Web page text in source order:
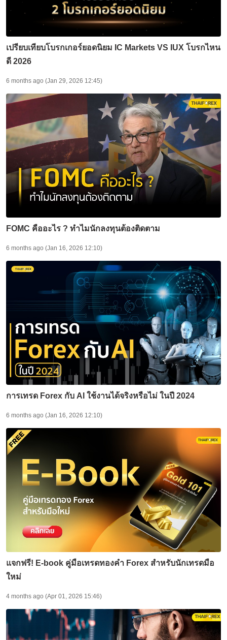
เปรียบเทียบโบรกเกอร์ยอดนิยม IC Markets VS IUX โบรกไหน
ดี 2026
6 months ago (Jan 29, 2026 12:45)
FOMC คืออะไร ? ทำไมนักลงทุนต้องติดตาม
6 months ago (Jan 16, 2026 12:10)
การเทรด Forex กับ AI ใช้งานได้จริงหรือไม่ ในปี 2024
6 months ago (Jan 16, 2026 12:10)
แจกฟรี! E-book คู่มือเทรดทองคำ Forex สำหรับนักเทรดมือ
ใหม่
4 months ago (Apr 01, 2026 15:46)